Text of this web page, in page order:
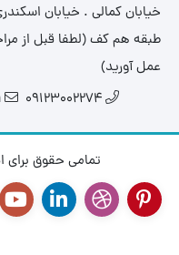
طبقه هم کف (لطفا قبل از
عمل آورید)
09123002274
تمامی حقوق برای